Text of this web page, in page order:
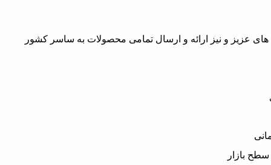
های عزیز و نیز ارائه و ارسال تمامی محصولات به ساسر کشور
بازار